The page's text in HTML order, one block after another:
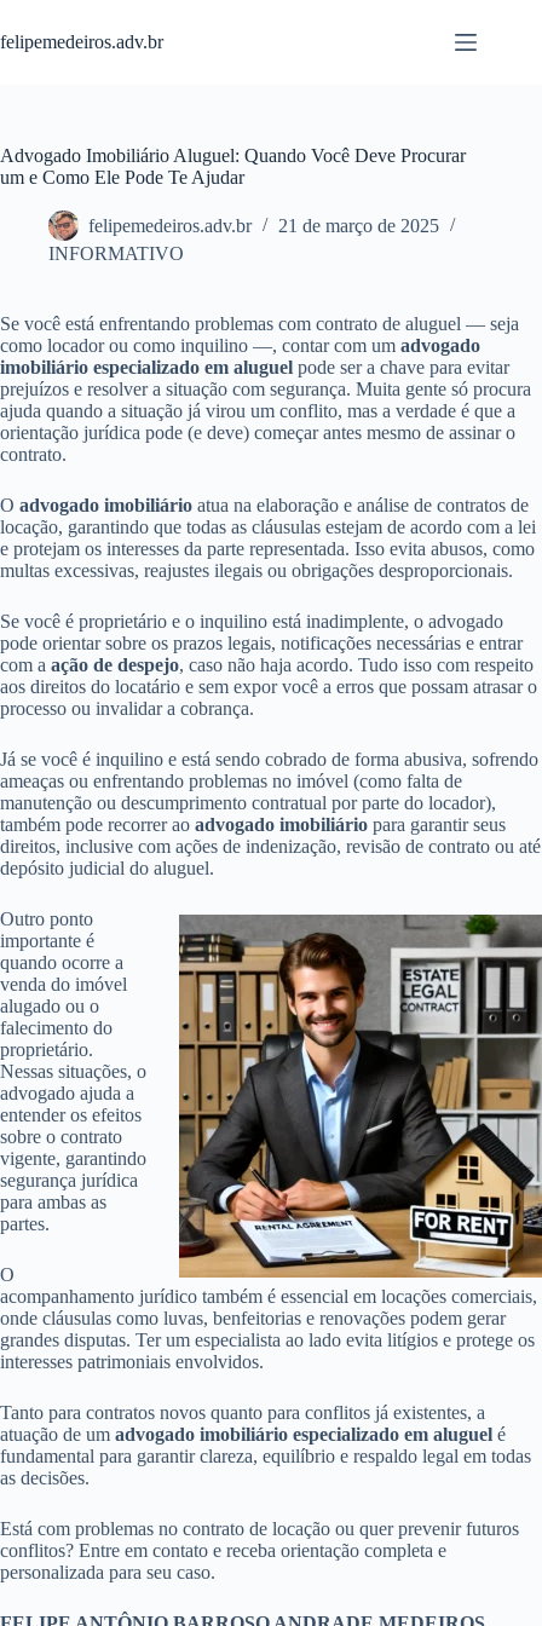
para
o
felipemedeiros.adv.br
Advogado Imobiliário Aluguel: Quando Você Deve Procurar
um e Como Ele Pode Te Ajudar
felipemedeiros.adv.br
21 de março de 2025
INFORMATIVO
Se você está enfrentando problemas com contrato de aluguel — seja
como locador ou como inquilino —, contar com um advogado
imobiliário especializado em aluguel pode ser a chave para evitar
prejuízos e resolver a situação com segurança. Muita gente só procura
ajuda quando a situação já virou um conflito, mas a verdade é que a
orientação jurídica pode (e deve) começar antes mesmo de assinar o
contrato.
O advogado imobiliário atua na elaboração e análise de contratos de
locação, garantindo que todas as cláusulas estejam de acordo com a lei
e protejam os interesses da parte representada. Isso evita abusos, como
multas excessivas, reajustes ilegais ou obrigações desproporcionais.
Se você é proprietário e o inquilino está inadimplente, o advogado
pode orientar sobre os prazos legais, notificações necessárias e entrar
com a ação de despejo, caso não haja acordo. Tudo isso com respeito
aos direitos do locatário e sem expor você a erros que possam atrasar o
processo ou invalidar a cobrança.
Já se você é inquilino e está sendo cobrado de forma abusiva, sofrendo
ameaças ou enfrentando problemas no imóvel (como falta de
manutenção ou descumprimento contratual por parte do locador),
também pode recorrer ao advogado imobiliário para garantir seus
direitos, inclusive com ações de indenização, revisão de contrato ou até
depósito judicial do aluguel.
Outro ponto
importante é
quando ocorre a
venda do imóvel
alugado ou o
falecimento do
proprietário.
Nessas situações, o
advogado ajuda a
entender os efeitos
sobre o contrato
vigente, garantindo
segurança jurídica
para ambas as
partes.
O
acompanhamento jurídico também é essencial em locações comerciais,
onde cláusulas como luvas, benfeitorias e renovações podem gerar
grandes disputas. Ter um especialista ao lado evita litígios e protege os
interesses patrimoniais envolvidos.
Tanto para contratos novos quanto para conflitos já existentes, a
atuação de um advogado imobiliário especializado em aluguel é
fundamental para garantir clareza, equilíbrio e respaldo legal em todas
as decisões.
Está com problemas no contrato de locação ou quer prevenir futuros
conflitos? Entre em contato e receba orientação completa e
personalizada para seu caso.